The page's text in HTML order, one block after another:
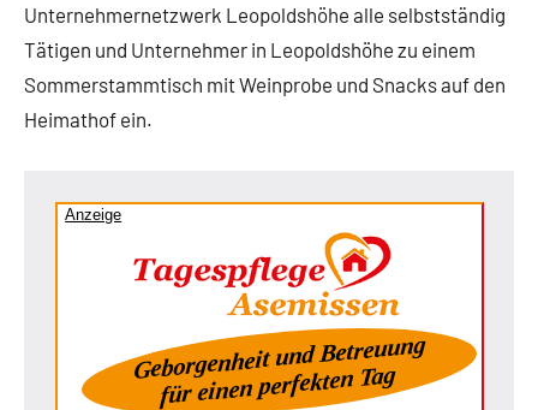
Unternehmernetzwerk Leopoldshöhe alle selbstständig
Tätigen und Unternehmer in Leopoldshöhe zu einem
Sommerstammtisch mit Weinprobe und Snacks auf den
Heimathof ein.
Anzeige
Geborgenheit und Betreuung
für einen perfekten Tag